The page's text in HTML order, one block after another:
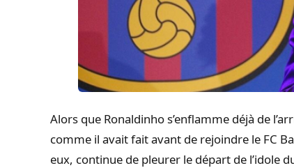
Alors que Ronaldinho s’enflamme déjà de
comme il avait fait avant de rejoindre le FC
eux, continue de pleurer le départ de l’idole